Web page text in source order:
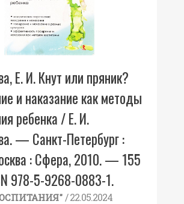
Е. И. Кнут или пряник?
и наказание как методы
ребенка / Е. И.
— Санкт-Петербург :
: Сфера, 2010. — 155
978-5-9268-0883-1.
/ 22.05.2024